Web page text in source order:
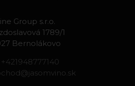
Group s.r.o.
1789/1
Bernolákovo
+421948777140